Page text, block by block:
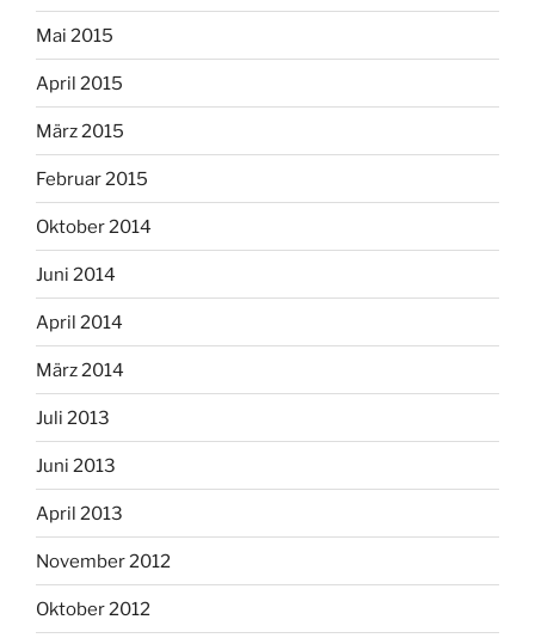
Mai 2015
April 2015
März 2015
Februar 2015
Oktober 2014
Juni 2014
April 2014
März 2014
Juli 2013
Juni 2013
April 2013
November 2012
Oktober 2012